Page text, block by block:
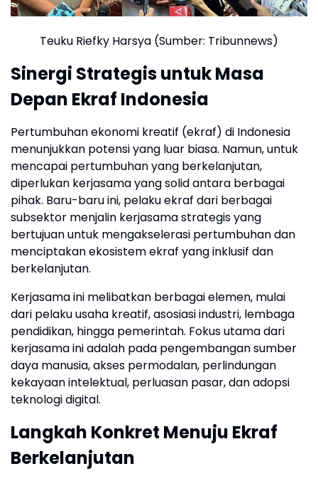
Teuku Riefky Harsya (Sumber: Tribunnews)
Sinergi Strategis untuk Masa
Depan Ekraf Indonesia
Pertumbuhan ekonomi kreatif (ekraf) di Indonesia
menunjukkan potensi yang luar biasa. Namun, untuk
mencapai pertumbuhan yang berkelanjutan,
diperlukan kerjasama yang solid antara berbagai
pihak. Baru-baru ini, pelaku ekraf dari berbagai
subsektor menjalin kerjasama strategis yang
bertujuan untuk mengakselerasi pertumbuhan dan
menciptakan ekosistem ekraf yang inklusif dan
berkelanjutan.
Kerjasama ini melibatkan berbagai elemen, mulai
dari pelaku usaha kreatif, asosiasi industri, lembaga
pendidikan, hingga pemerintah. Fokus utama dari
kerjasama ini adalah pada pengembangan sumber
daya manusia, akses permodalan, perlindungan
kekayaan intelektual, perluasan pasar, dan adopsi
teknologi digital.
Langkah Konkret Menuju Ekraf
Berkelanjutan